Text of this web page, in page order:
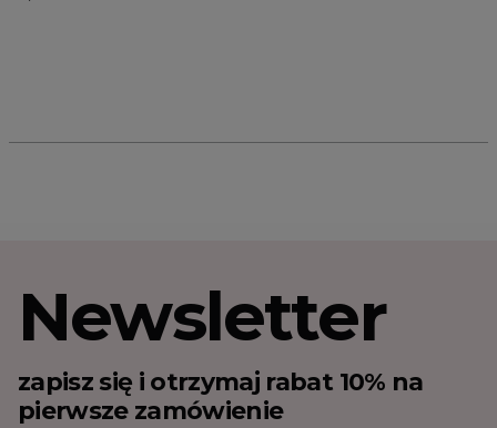
Newsletter
zapisz się i otrzymaj rabat 10% na
pierwsze zamówienie